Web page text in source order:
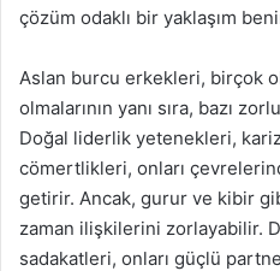
çözüm odaklı bir yaklaşım
Aslan burcu erkekleri, birçok
olmalarının yanı sıra, bazı
Doğal liderlik yetenekleri,
cömertlikleri, onları
getirir. Ancak, gurur ve kibir
zaman ilişkilerini zorlayabilir.
sadakatleri, onları güçlü